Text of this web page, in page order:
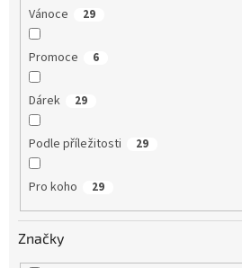
Vánoce 29
Promoce 6
Dárek 29
Podle příležitosti 29
Pro koho 29
Značky